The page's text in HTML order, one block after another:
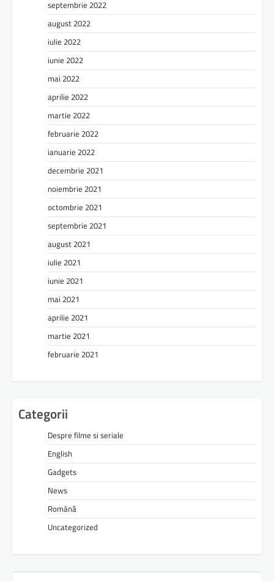
septembrie 2022
august 2022
iulie 2022
iunie 2022
mai 2022
aprilie 2022
martie 2022
februarie 2022
ianuarie 2022
decembrie 2021
noiembrie 2021
octombrie 2021
septembrie 2021
august 2021
iulie 2021
iunie 2021
mai 2021
aprilie 2021
martie 2021
februarie 2021
Categorii
Despre filme si seriale
English
Gadgets
News
Română
Uncategorized